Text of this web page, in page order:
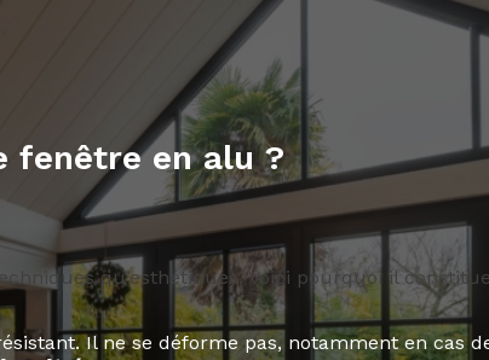
fenêtre en alu ?
qu’esthétiques. Voici pourquoi il constitue
Il ne se déforme pas, notamment en cas